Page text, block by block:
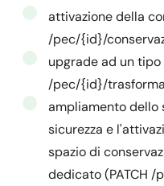
    "storico":
    ],
    "cap_titolare":
      "url":
attivazione della
/pec/{id}/
upgrade ad un tipo
/pec/{id}/
ampliamento dello
sicurezza e
spazio di
dedicato (PATCH